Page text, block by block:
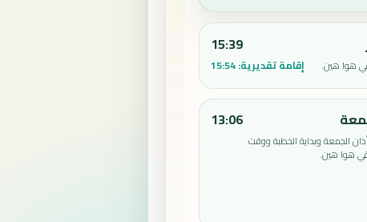
هوا هين.
15:39
إقامة تقديرية:15:54
الجمعة وبداية الخطبة ووقت
هوا هين.
13:06